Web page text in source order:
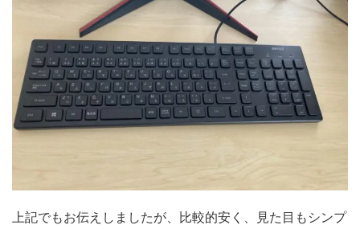
上記でもお伝えしましたが、比較的安く、見た目もシンプ